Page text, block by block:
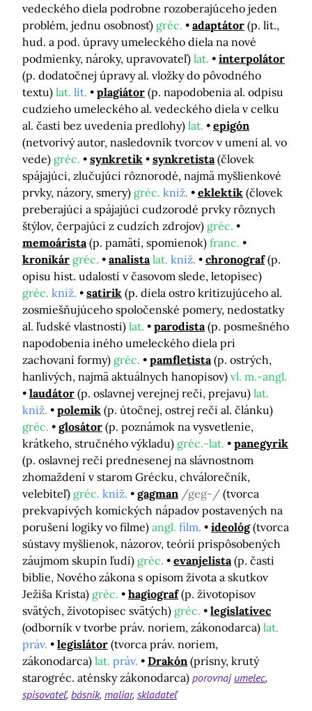
vedeckého diela podrobne rozoberajúceho jeden
problém, jednu osobnosť) gréc. adaptátor (p. lit.,
hud. a pod. úpravy umeleckého diela na nové
podmienky, nároky, upravovateľ) lat.
interpolátor
(p. dodatočnej úpravy al. vložky do pôvodného
textu) lat. lit. plagiátor (p. napodobenia al. odpisu
cudzieho umeleckého al. vedeckého diela v celku
al. časti bez uvedenia predlohy) lat.
epigón
(netvorivý autor, nasledovník tvorcov v umení al. vo
vede) gréc. synkretik synkretista (človek
spájajúci, zlučujúci rôznorodé, najmä myšlienkové
prvky, názory, smery) gréc. kniž. eklektik (človek
preberajúci a spájajúci cudzorodé prvky rôznych
štýlov, čerpajúci z cudzích zdrojov) gréc.
memoárista (p. pamätí, spomienok) franc.
kronikár gréc. analista lat. kniž. chronograf (p.
opisu hist. udalostí v časovom slede, letopisec)
gréc. kniž. satirik (p. diela ostro kritizujúceho al.
zosmiešňujúceho spoločenské pomery, nedostatky
al. ľudské vlastnosti) lat. parodista (p. posmešného
napodobenia iného umeleckého diela pri
zachovaní formy) gréc. pamfletista (p. ostrých,
hanlivých, najmä aktuálnych hanopisov) vl. m.-angl.
laudátor (p. oslavnej verejnej reči, prejavu) lat.
kniž.
polemik (p. útočnej, ostrej reči al. článku)
gréc.
glosátor (p. poznámok na vysvetlenie,
krátkeho, stručného výkladu) gréc.-lat.
panegyrik
(p. oslavnej reči prednesenej na slávnostnom
zhomaždení v starom Grécku, chválorečník,
velebiteľ) gréc. kniž. gagman /geg-/ (tvorca
prekvapivých komických nápadov postavených na
porušení logiky vo filme) angl. film. ideológ (tvorca
sústavy myšlienok, názorov, teórií prispôsobených
záujmom skupín ľudí) gréc. evanjelista (p. časti
biblie, Nového zákona s opisom života a skutkov
Ježiša Krista) gréc. hagiograf (p. životopisov
svätých, životopisec svätých) gréc.
legislatívec
(odborník v tvorbe práv. noriem, zákonodarca) lat.
práv.
legislátor (tvorca práv. noriem,
zákonodarca) lat. práv. Drakón (prísny, krutý
starogréc. aténsky zákonodarca) porovnaj umelec
spisovateľ básnik maliar skladateľ